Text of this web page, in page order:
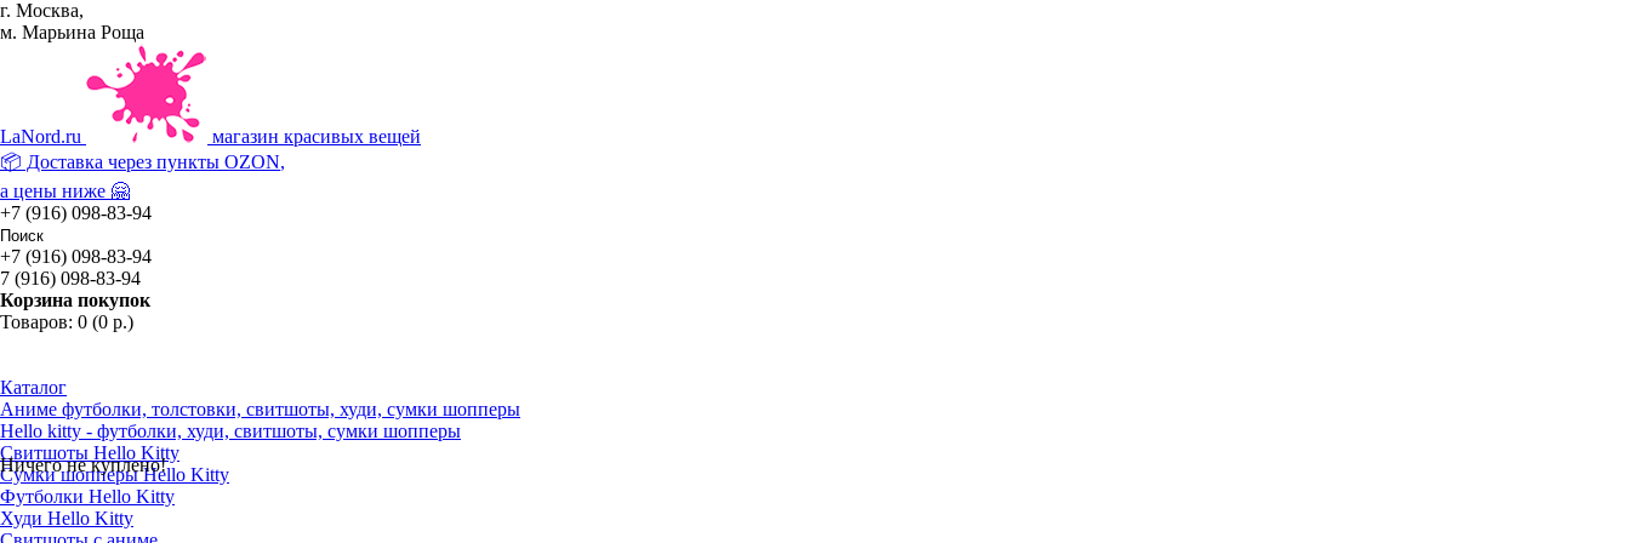
г. Москва,
м. Марьина Роща
LaNord.ru
магазин красивых вещей
📦 Доставка через пункты OZON,
а цены ниже 🤗
+7 (916) 098-83-94
+7 (916) 098-83-94
7 (916) 098-83-94
Корзина покупок
Товаров: 0 (0 р.)
Ничего не куплено!
Каталог
Аниме футболки, толстовки, свитшоты, худи, сумки шопперы
Hello kitty - футболки, худи, свитшоты, сумки шопперы
Свитшоты Hello Kitty
Сумки шопперы Hello Kitty
Футболки Hello Kitty
Худи Hello Kitty